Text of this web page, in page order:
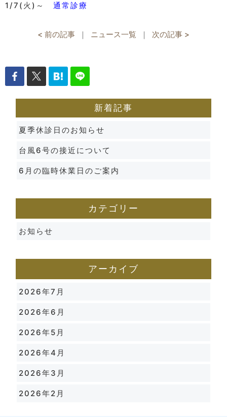
1/7(火)～ 通常診療
< 前の記事 ｜ ニュース一覧 ｜ 次の記事 >
新着記事
夏季休診日のお知らせ
台風6号の接近について
6月の臨時休業日のご案内
カテゴリー
お知らせ
アーカイブ
2026年7月
2026年6月
2026年5月
2026年4月
2026年3月
2026年2月